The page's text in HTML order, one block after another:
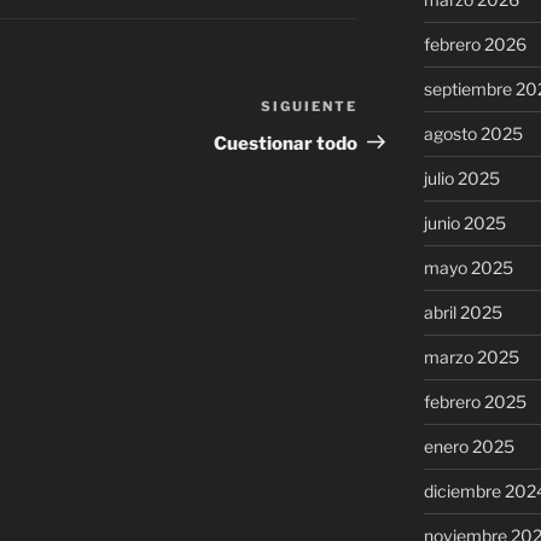
Siguiente
entrada
SIGUIENTE
Cuestionar todo
febrero 2026
septiembre
agosto 2025
julio 2025
junio 2025
mayo 2025
abril 2025
marzo 2025
febrero 2025
enero 2025
diciembre
noviembre